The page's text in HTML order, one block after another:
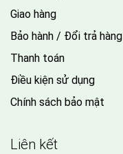
Giao hàng
Bảo hành / Đổi trả hàng
Thanh toán
Điều kiện sử dụng
Chính sách bảo mật
Liên kết